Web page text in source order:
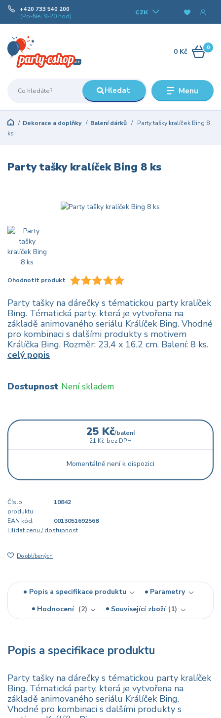
Menu
CZK
Hledat
+420 733 540 200
(Po-Ne, 9-20 hod)
0
0 Kč
Dekorace a doplňky Balení dárků
Party tašky kralíček Bing 8
ks
Party tašky kralíček Bing 8 ks
Ohodnotit produkt
Party tašky na dárečky s tématickou party kralíček
Bing. Tématická party, která je vytvořena na
základě animovaného seriálu Králíček Bing. Vhodné
pro kombinaci s dalšími produkty s motivem
Králíčka Bing. Rozměr: 23,4 x 16,2 cm. Balení: 8 ks.
celý popis
Dostupnost Není skladem
25 Kč/balení
21 Kč bez DPH
Momentálně není k dispozici
Číslo
produktu:
10842
EAN kód:
0013051692568
Hlídat cenu / dostupnost
Do oblíbených
Popis a specifikace produktu
Parametry
Hodnocení
2 Související zboží 1
Popis a specifikace produktu
Party tašky na dárečky s tématickou party kralíček
Bing. Tématická party, která je vytvořena na
základě animovaného seriálu Králíček Bing.
Vhodné pro kombinaci s dalšími produkty s